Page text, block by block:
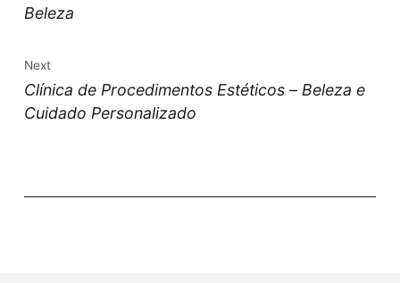
Beleza
Next
Clínica de Procedimentos Estéticos – Beleza e
Cuidado Personalizado